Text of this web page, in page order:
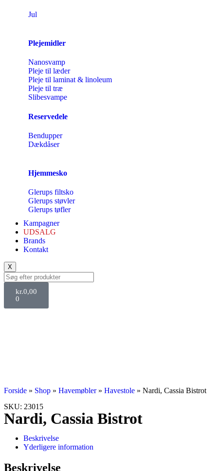
Jul
Plejemidler
Nanosvamp
Pleje til læder
Pleje til laminat & linoleum
Pleje til træ
Slibesvampe
Reservedele
Bendupper
Dækdåser
Hjemmesko
Glerups filtsko
Glerups støvler
Glerups tøfler
Kampagner
UDSALG
Brands
Kontakt
X
kr.0,00
0
Forside » Shop » Havemøbler» Havestole » Nardi, Cassia Bistrot
SKU: 23015
Nardi, Cassia Bistrot
Beskrivelse
Yderligere information
Beskrivelse